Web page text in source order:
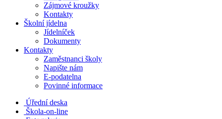
Zájmové kroužky
Kontakty
Školní jídelna
Jídelníček
Dokumenty
Kontakty
Zaměstnanci školy
Napište nám
E-podatelna
Povinné informace
Úřední deska
Škola-on-line